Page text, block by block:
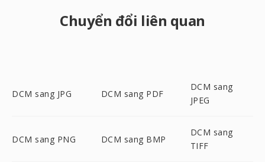
Chuyển đổi liên quan
DCM sang JPG DCM sang PDF
DCM sang
JPEG
DCM sang PNG DCM sang BMP
DCM sang
TIFF